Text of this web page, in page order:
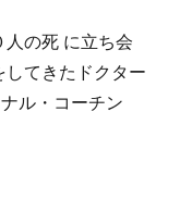
の死 に立ち会
てきたドクター
ル・コーチン